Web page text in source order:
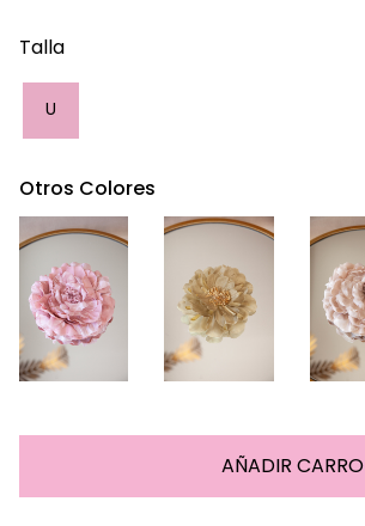
Talla
U
Otros Colores